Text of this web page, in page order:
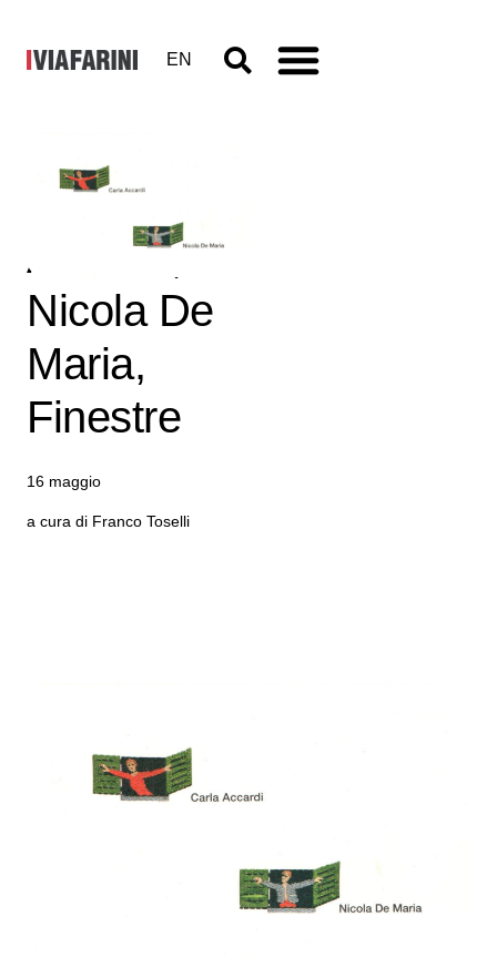
EN
Carla
Accardi,
Nicola De
Maria,
Finestre
16 maggio
a cura di Franco Toselli